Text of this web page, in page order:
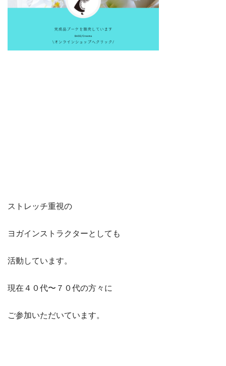
ストレッチ重視の
ヨガインストラクターとしても
活動しています。
現在４０代〜７０代の方々に
ご参加いただいています。